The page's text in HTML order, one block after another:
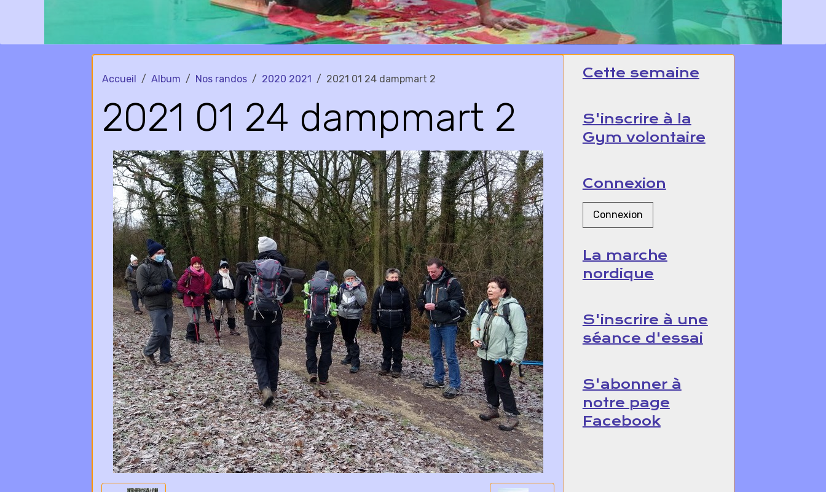
Accueil Album Nos randos 2020 2021 2021 01 24 dampmart 2
2021 01 24 dampmart 2
Cette semaine
S'inscrire à la
Gym volontaire
Connexion
Connexion
La marche
nordique
S'inscrire à une
séance d'essai
S'abonner à
notre page
Facebook